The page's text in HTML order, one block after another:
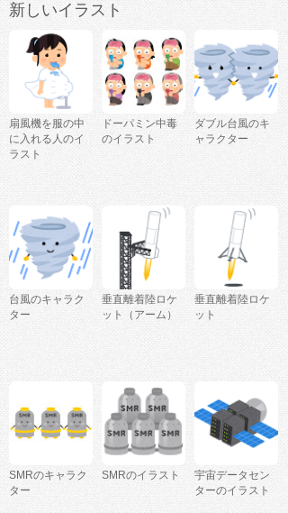
新しいイラスト
扇風機を服の中
に入れる人のイ
ラスト
ドーパミン中毒
のイラスト
ダブル台風のキ
ャラクター
台風のキャラク
ター
垂直離着陸ロケ
ット（アーム）
垂直離着陸ロケ
ット
SMRのキャラク
ター
SMRのイラスト
宇宙データセン
ターのイラスト